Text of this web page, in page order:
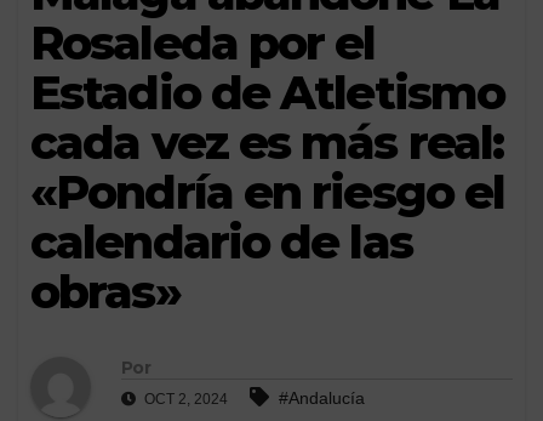
Rosaleda por el
Estadio de Atletismo
cada vez es más real:
«Pondría en riesgo el
calendario de las
obras»
Por
OCT 2, 2024 #Andalucía